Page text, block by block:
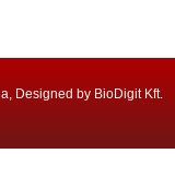
Designed by BioDigit Kft.